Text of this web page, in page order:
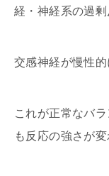
経・神経系の過剰
交感神経が慢性的
これが正常なバ
も反応の強さが変